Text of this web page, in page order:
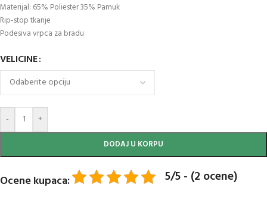
Materijal: 65% Poliester 35% Pamuk
Rip-stop tkanje
Podesiva vrpca za bradu
VELICINE
- +
DODAJ U KORPU
Ocene kupaca: 5/5 - (2 ocene)